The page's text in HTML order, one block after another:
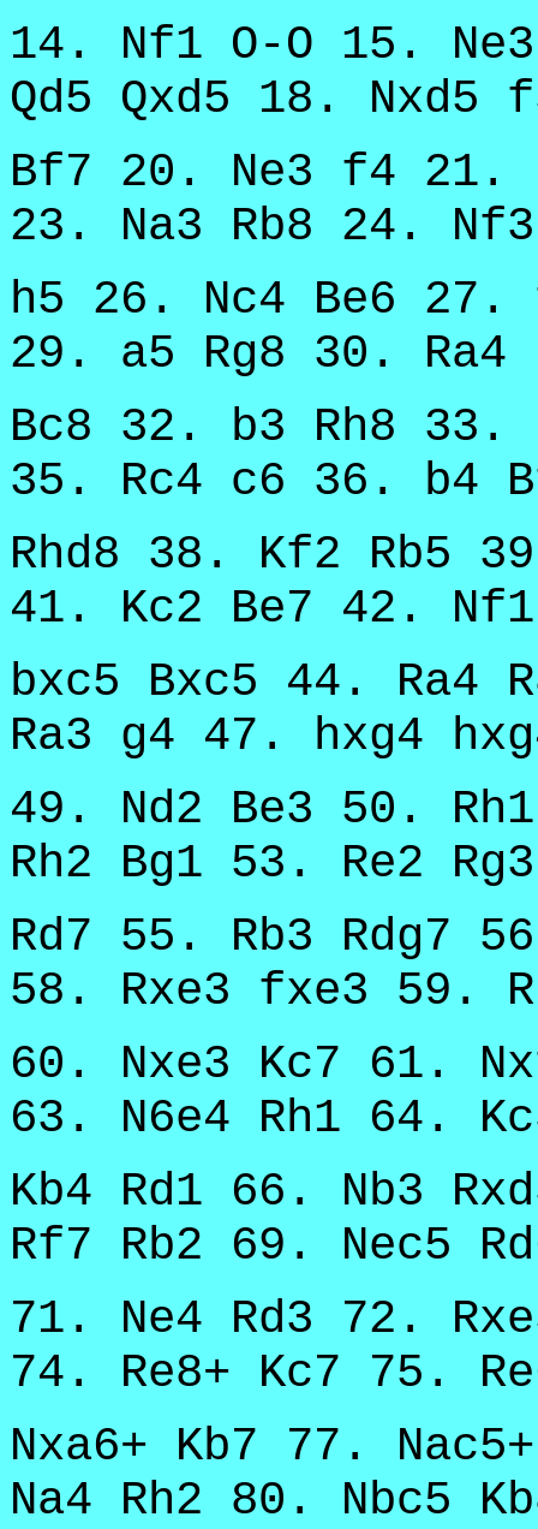
14. Nf1 O-O 15.
Qd5 Qxd5 18. Nxd5
Bf7 20. Ne3 f4 21.
23. Na3 Rb8 24.
h5 26. Nc4 Be6
29. a5 Rg8 30. Ra4
Bc8 32. b3 Rh8 33.
35. Rc4 c6 36. b4
Rhd8 38. Kf2 Rb5
41. Kc2 Be7 42.
bxc5 Bxc5 44. Ra4
Ra3 g4 47. hxg4
49. Nd2 Be3 50.
Rh2 Bg1 53. Re2
Rd7 55. Rb3 Rdg7
58. Rxe3 fxe3 59.
60. Nxe3 Kc7 61.
63. N6e4 Rh1 64.
Kb4 Rd1 66. Nb3
Rf7 Rb2 69. Nec5
71. Ne4 Rd3 72.
74. Re8+ Kc7 75.
Nxa6+ Kb7 77.
Na4 Rh2 80. Nbc5